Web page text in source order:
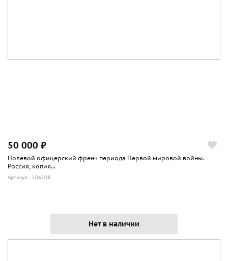
50 000 ₽
Полевой офицерский френч периода Первой мировой войны.
Россия, копия...
Артикул: 106108
Нет в наличии